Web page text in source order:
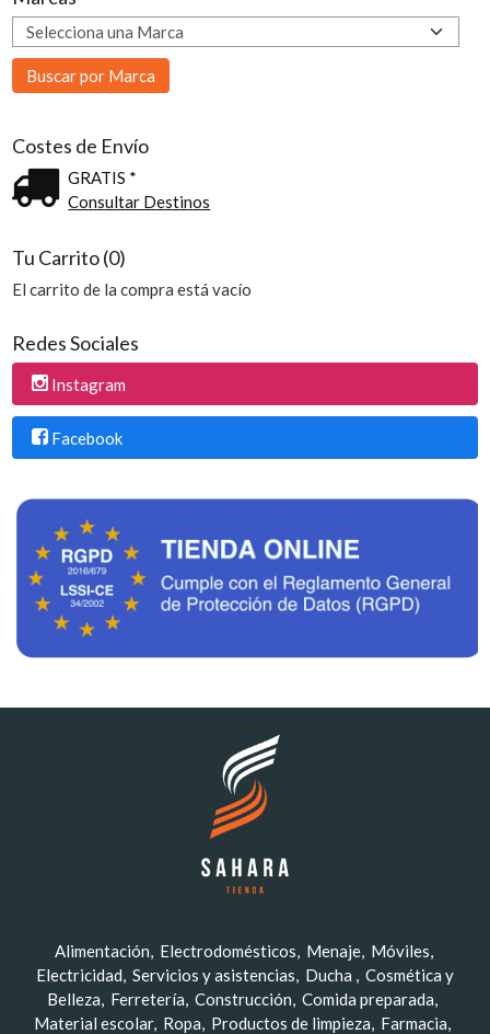
Costes de Envío
GRATIS *
Consultar Destinos
Tu Carrito (0)
El carrito de la compra está vacío
Redes Sociales
Instagram
Facebook
Alimentación Electrodomésticos Menaje Móviles
Electricidad Servicios y asistencias Ducha
Cosmética y
Belleza
Ferretería Construcción Comida preparada
Material escolar Ropa Productos de limpieza Farmacia